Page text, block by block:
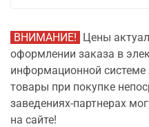
ВНИМАНИЕ! Цены
оформлении заказа в
информационной системе
товары при покупке
заведениях-партнерах
на сайте!